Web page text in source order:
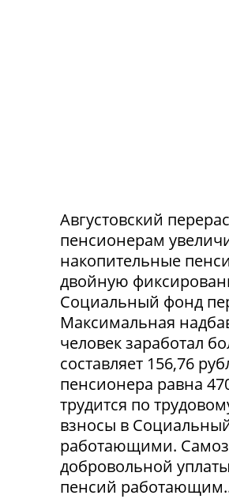
Августовский
пенсионерам
накопительные
двойную
Социальный фонд
Максимальная
человек заработал
составляет 156,76
пенсионера равна
трудится по
взносы в
работающими.
добровольной
пенсий